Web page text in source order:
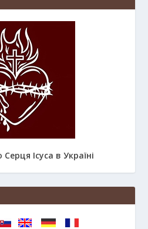
Серця Ісуса в Україні